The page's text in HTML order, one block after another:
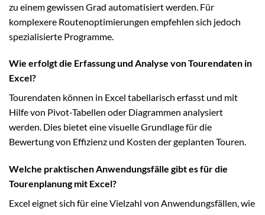
zu einem gewissen Grad automatisiert werden. Für
komplexere Routenoptimierungen empfehlen sich jedoch
spezialisierte Programme.
Wie erfolgt die Erfassung und Analyse von Tourendaten in
Excel?
Tourendaten können in Excel tabellarisch erfasst und mit
Hilfe von Pivot-Tabellen oder Diagrammen analysiert
werden. Dies bietet eine visuelle Grundlage für die
Bewertung von Effizienz und Kosten der geplanten Touren.
Welche praktischen Anwendungsfälle gibt es für die
Tourenplanung mit Excel?
Excel eignet sich für eine Vielzahl von Anwendungsfällen, wie